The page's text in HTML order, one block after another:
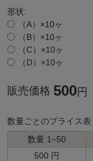
形状:
（A）×10ヶ
（B）×10ヶ
（C）×10ヶ
（D）×10ヶ
販売価格 500円
数量ごとのプライス表
数量 1~50
500 円